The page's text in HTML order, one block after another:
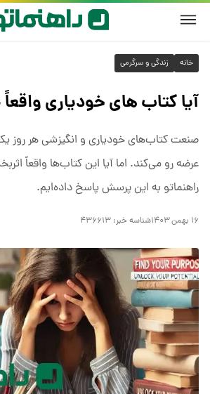
خانه زندگی و سرگرمی
آیا کتاب‌ های خودیاری واقعاً
صنعت کتاب‌های خودیاری و انگیزشی هر روز
عرضه رو می‌کند. اما آیا این کتاب‌ها واقعاً
راهنماتو به این پرسش پاسخ داده‌ایم.
۱۶ بهمن ۱۴۰۳ شناسه خبر: ۴۳۶۶۱۳